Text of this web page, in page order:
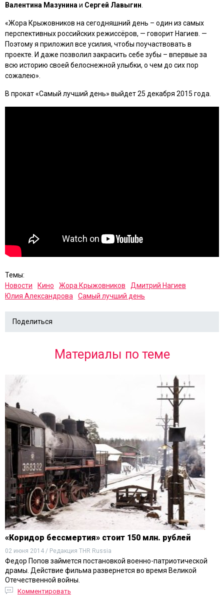
Валентина Мазунина и Сергей Лавыгин
«Жора Крыжовников на сегодняшний день – один из самых
перспективных российских режиссёров, — говорит Нагиев. —
Поэтому я приложил все усилия, чтобы поучаствовать в
проекте. И даже позволил закрасить себе зубы – впервые за
всю историю своей белоснежной улыбки, о чем до сих пор
сожалею».
В прокат«Самый лучший день» выйдет 25 декабря 2015 года.
Темы:
Новости
Кино Жора Крыжовников
Дмитрий Нагиев
Юлия Александрова
Самый лучший день
Поделиться
Материалы по теме
«Коридор бессмертия» стоит 150 млн. рублей
02 июня 2014 / Редакция THR Russia
Федор Попов займется постановкой военно-патриотической
драмы. Действие фильма развернется во время Великой
Отечественной войны.
Комментировать